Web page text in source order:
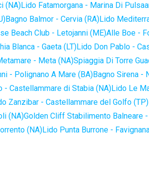
(NA)Lido Fatamorgana - Marina Di
Bagno Balmor - Cervia (RA)Lido
Beach Club - Letojanni (ME)Alle Boe -
Blanca - Gaeta (LT)Lido Don Pablo -
- Meta (NA)Spiaggia Di Torre
- Polignano A Mare (BA)Bagno Sirena -
- Castellammare di Stabia (NA)Lido Le
Zanzibar - Castellammare del Golfo (TP)
(NA)Golden Cliff Stabilimento Balneare
(NA)Lido Punta Burrone -